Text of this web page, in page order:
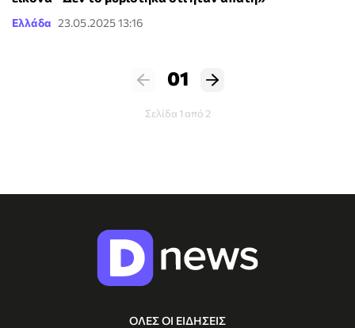
Ελλάδα 23.05.2025 13:16
01
Σελίδα 1 από 2
ΟΛΕΣ ΟΙ ΕΙΔΗΣΕΙΣ